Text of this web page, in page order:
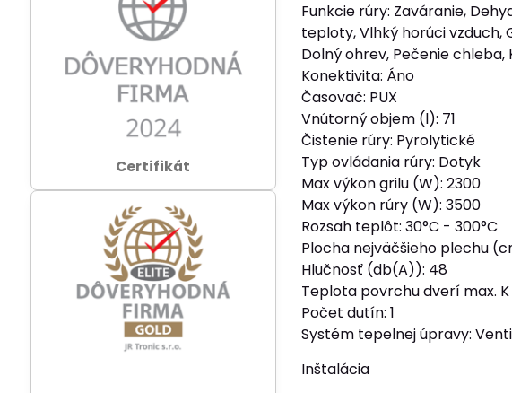
Funkcie rúry: Zaváranie,
teploty, Vlhký horúci vzduch,
Dolný ohrev, Pečenie chleba,
Konektivita: Áno
Časovač: PUX
Vnútorný objem (l): 71
Čistenie rúry: Pyrolytické
Typ ovládania rúry: Dotyk
Max výkon grilu (W): 2300
Max výkon rúry (W): 3500
Rozsah teplôt: 30°C - 300°C
Plocha nejväčšieho plechu
Hlučnosť (db(A)): 48
Teplota povrchu dverí max.
Počet dutín: 1
Systém tepelnej úpravy:
Inštalácia
Certifikát